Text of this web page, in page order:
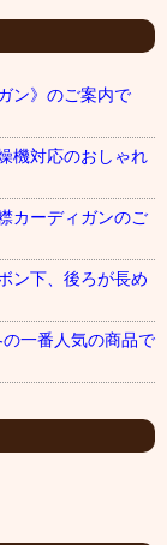
ン》のご案内で
機対応のおしゃれ
カーディガンのご
ン下、後ろが長め
一番人気の商品で